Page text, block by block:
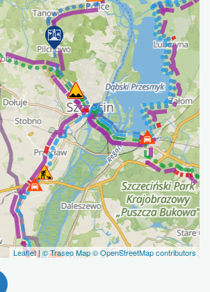
Leaflet | © Traseo Map© OpenStreetMap contributors